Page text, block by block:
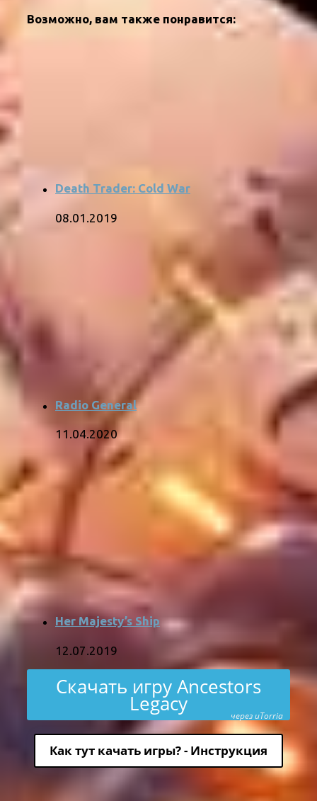
Возможно, вам также понравится:
Death Trader: Cold War
08.01.2019
Radio General
11.04.2020
Her Majesty’s Ship
12.07.2019
Скачать игру Ancestors
Legacy через uTorria
Как тут качать игры? - Инструкция